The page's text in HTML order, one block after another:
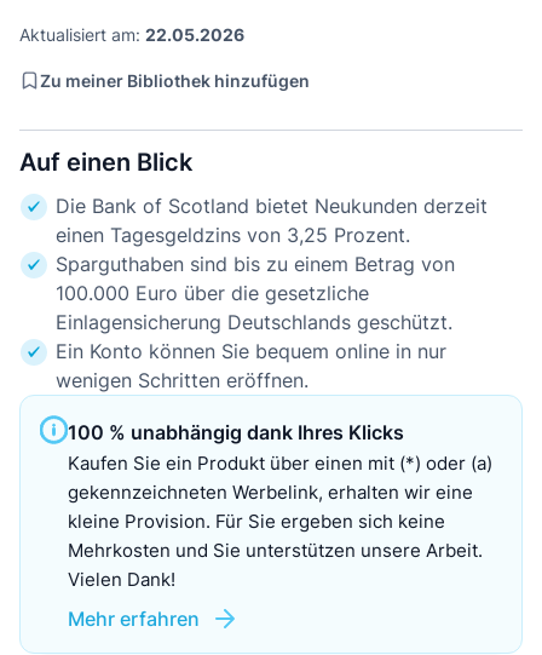
Aktualisiert am: 22.05.2026
Zu meiner Bibliothek hinzufügen
Auf einen Blick
Die Bank of Scotland bietet Neukunden derzeit
einen Tagesgeldzins von 3,25 Prozent.
Sparguthaben sind bis zu einem Betrag von
100.000 Euro über die gesetzliche
Einlagensicherung Deutschlands geschützt.
Ein Konto können Sie bequem online in nur
wenigen Schritten eröffnen.
100 % unabhängig dank Ihres Klicks
Kaufen Sie ein Produkt über einen mit (*) oder (a)
gekennzeichneten Werbelink, erhalten wir eine
kleine Provision. Für Sie ergeben sich keine
Mehrkosten und Sie unterstützen unsere Arbeit.
Vielen Dank!
Mehr erfahren